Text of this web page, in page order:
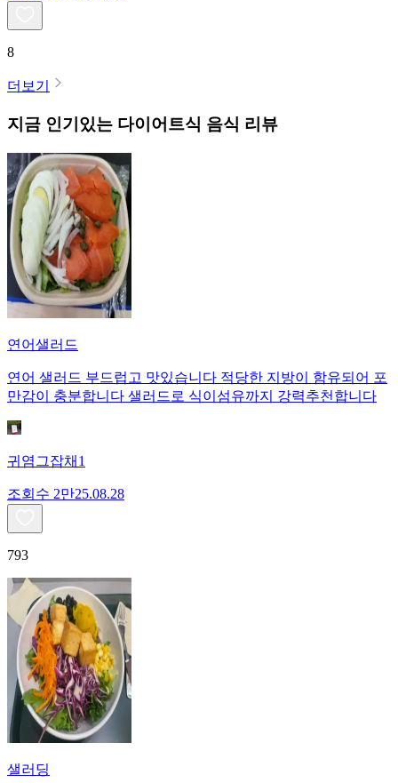
8
더보기
지금 인기있는 다이어트식 음식 리뷰
연어샐러드
연어 샐러드 부드럽고 맛있습니다 적당한 지방이 함유되어 포
만감이 충분합니다 샐러드로 식이섬유까지 강력추천합니다
귀염그잡채1
조회수 2만25.08.28
793
샐러딩